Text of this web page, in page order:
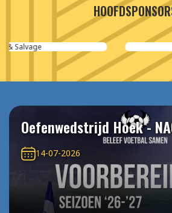
Aannemersbedrijf van
Oefenwedstrijd Hoek -
14-07-2026